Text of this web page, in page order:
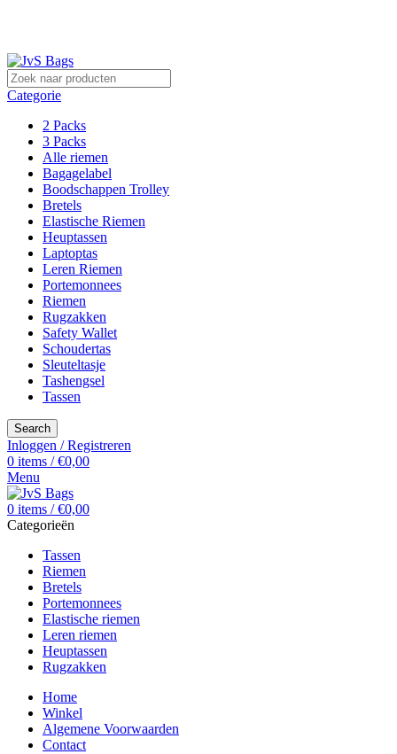
Categorie
2 Packs
3 Packs
Alle riemen
Bagagelabel
Boodschappen Trolley
Bretels
Elastische Riemen
Heuptassen
Laptoptas
Leren Riemen
Portemonnees
Riemen
Rugzakken
Safety Wallet
Schoudertas
Sleuteltasje
Tashengsel
Tassen
Search
Inloggen / Registreren
0 items / €0,00
Menu
0 items / €0,00
Categorieën
Tassen
Riemen
Bretels
Portemonnees
Elastische riemen
Leren riemen
Heuptassen
Rugzakken
Home
Winkel
Algemene Voorwaarden
Contact